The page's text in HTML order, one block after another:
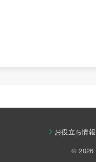
お役立ち情報
© 2026